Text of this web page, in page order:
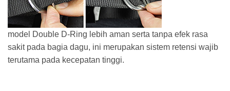
model Double D-Ring lebih aman serta tanpa efek rasa
sakit pada bagia dagu, ini merupakan sistem retensi wajib
terutama pada kecepatan tinggi.